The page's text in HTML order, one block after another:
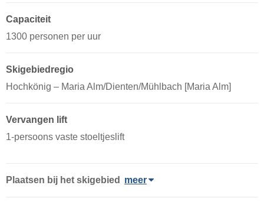
Capaciteit
1300 personen per uur
Skigebiedregio
Hochkönig – Maria Alm/​Dienten/​Mühlbach [Maria Alm]
Vervangen lift
1-persoons vaste stoeltjeslift
Plaatsen bij het skigebied meer